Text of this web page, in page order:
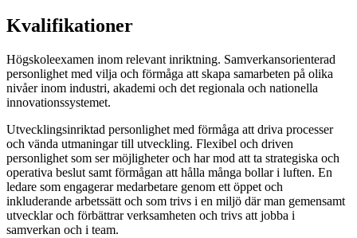
Kvalifikationer
Högskoleexamen inom relevant inriktning. Samverkansorienterad
personlighet med vilja och förmåga att skapa samarbeten på olika
nivåer inom industri, akademi och det regionala och nationella
innovationssystemet.
Utvecklingsinriktad personlighet med förmåga att driva processer
och vända utmaningar till utveckling. Flexibel och driven
personlighet som ser möjligheter och har mod att ta strategiska och
operativa beslut samt förmågan att hålla många bollar i luften. En
ledare som engagerar medarbetare genom ett öppet och
inkluderande arbetssätt och som trivs i en miljö där man gemensamt
utvecklar och förbättrar verksamheten och trivs att jobba i
samverkan och i team.